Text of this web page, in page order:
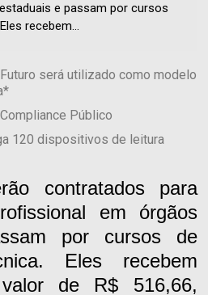
e passam por cursos
recebem...
será utilizado como modelo
Público
120 dispositivos de leitura
contratados para
em órgãos
por cursos de
Eles recebem
de R$ 516,66,